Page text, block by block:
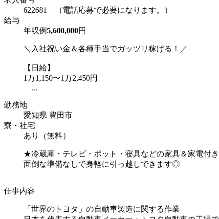
622681 （電話応募で必要になります。）
給与
年収例5,600,000円
＼入社祝い金＆各種手当でガッツリ稼げる！／
【日給】
1万1,150〜1万2,450円
...
勤務地
愛知県 豊田市
寮・社宅
あり（無料）
★冷蔵庫・テレビ・ポット・寝具などの家具＆家電付
面倒な準備なしで身軽に引っ越しできます◎
仕事内容
「世界のトヨタ」の自動車製造に関する作業